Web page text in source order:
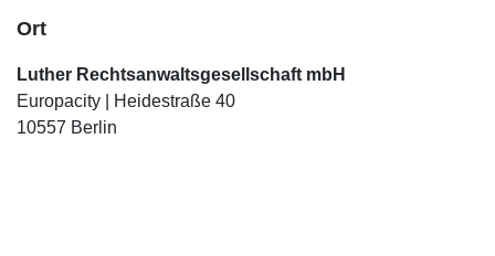
Ort
Luther Rechtsanwaltsgesellschaft mbH
Europacity | Heidestraße 40
10557 Berlin